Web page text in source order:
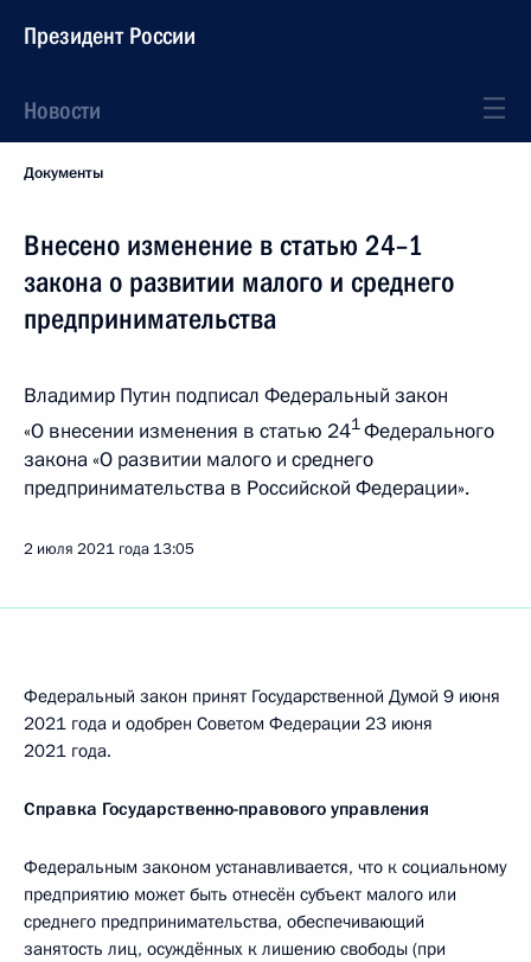
Президент России
Новости
Документы
Внесено изменение в статью 24–1
закона о развитии малого и среднего
предпринимательства
Владимир Путин подписал Федеральный закон
«О внесении изменения в статью 241Федерального
закона «О развитии малого и среднего
предпринимательства в Российской Федерации».
2 июля 2021 года 13:05
Федеральный закон принят Государственной Думой 9 июня
2021 года и одобрен Советом Федерации 23 июня
2021 года.
Справка Государственно-правового управления
Федеральным законом устанавливается, что к социальному
предприятию может быть отнесён субъект малого или
среднего предпринимательства, обеспечивающий
занятость лиц, осуждённых к лишению свободы (при